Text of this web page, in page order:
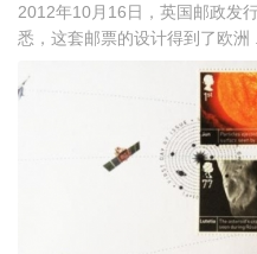
2012年10月16日，英国邮政发
悉，这套邮票的设计得到了欧洲